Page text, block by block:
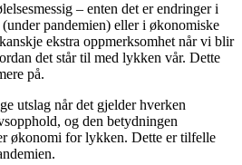
– enten det er endringer i
pandemien) eller i økonomiske
ekstra oppmerksomhet når vi blir
det står til med lykken vår. Dette
på.
utslag når det gjelder hverken
og den betydningen
økonomi for lykken. Dette er tilfelle